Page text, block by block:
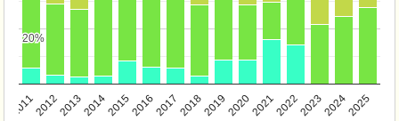
201120122013201420152016201720182019202020212022202320242025
20%
20%